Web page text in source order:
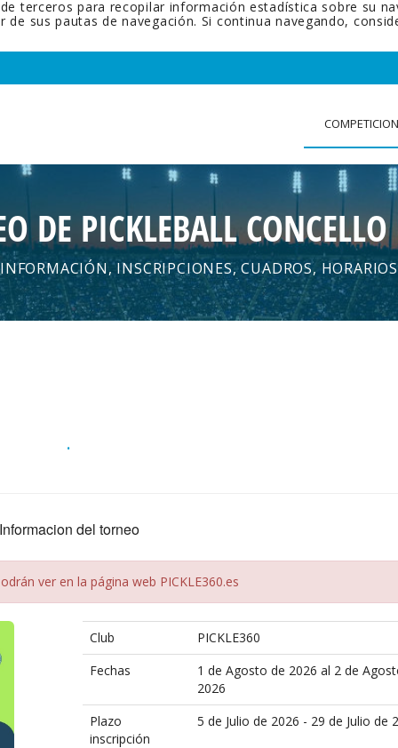
terceros para recopilar información estadística sobre su
sus pautas de navegación. Si continua navegando,
DE PICKLEBALL
INFORMACIÓN, INSCRIPCIONES, CUADROS, HORARIOS
.
del torneo
ver en la página web PICKLE360.es
Club
PICKLE360
Fechas
1 de Agosto de 2026 al 2 de
2026
Plazo
inscripción
5 de Julio de 2026 - 29 de Julio de